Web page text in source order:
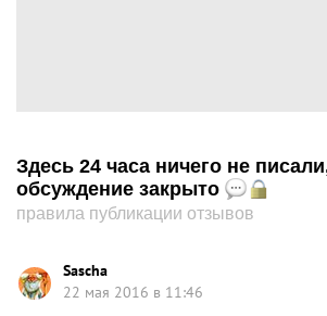
Здесь 24 часа ничего не
обсуждение закрыто
правила публикации отзывов
Sascha
22 мая 2016 в 11:46